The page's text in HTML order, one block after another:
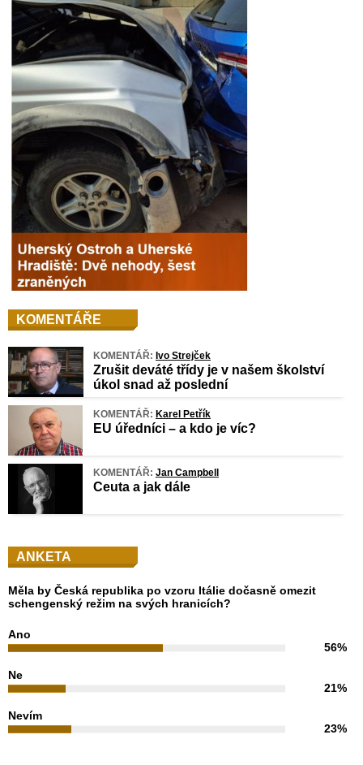
KOMENTÁŘE
KOMENTÁŘ: Ivo Strejček
Zrušit deváté třídy je v našem školství
úkol snad až poslední
KOMENTÁŘ: Karel Petřík
EU úředníci – a kdo je víc?
KOMENTÁŘ: Jan Campbell
Ceuta a jak dále
ANKETA
Měla by Česká republika po vzoru Itálie dočasně omezit
schengenský režim na svých hranicích?
Ano
56%
Ne
21%
Nevím
23%